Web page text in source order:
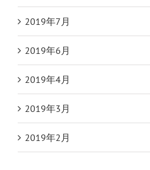
2019年7月
2019年6月
2019年4月
2019年3月
2019年2月